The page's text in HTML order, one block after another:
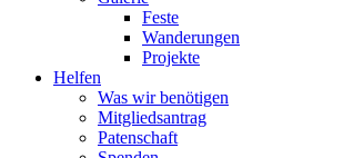
Feste
Wanderungen
Projekte
Helfen
Was wir benötigen
Mitgliedsantrag
Patenschaft